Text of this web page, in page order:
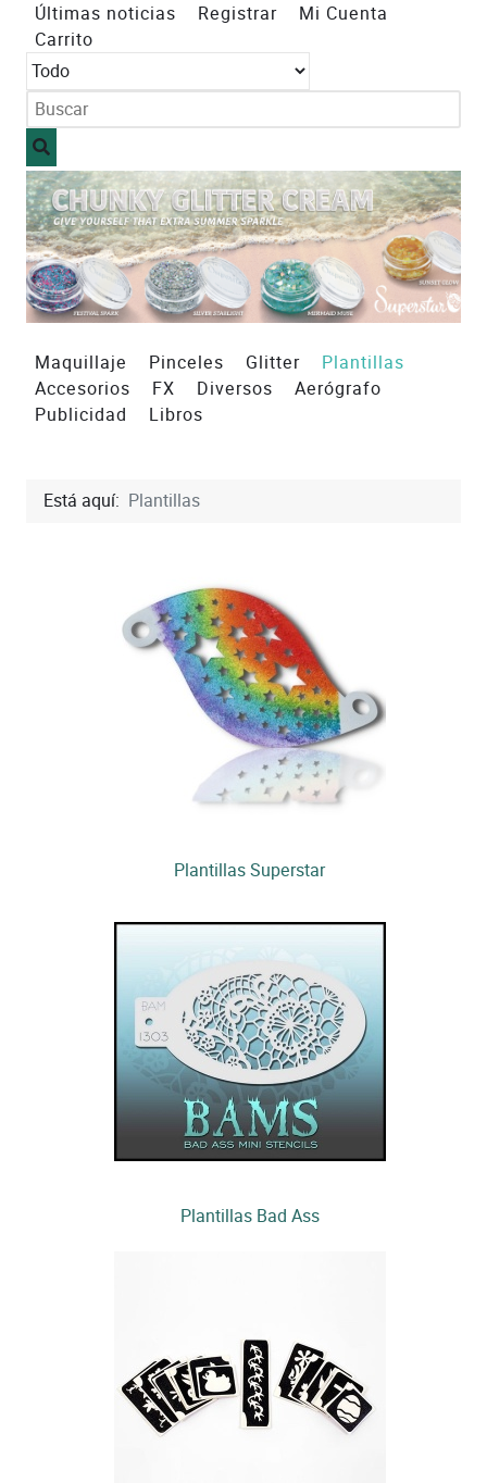
Últimas noticias Registrar
Mi Cuenta
Carrito
Maquillaje Pinceles Glitter
Plantillas
Accesorios
FX Diversos
Aerógrafo
Publicidad
Libros
Está aquí: Plantillas
Plantillas Superstar
Plantillas Bad Ass